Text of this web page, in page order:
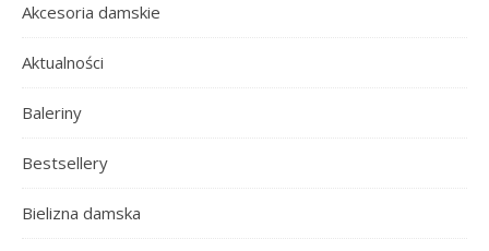
Akcesoria damskie
Aktualności
Baleriny
Bestsellery
Bielizna damska